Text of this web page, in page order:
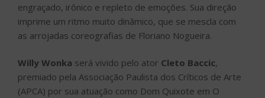
engraçado, irônico e repleto de emoções. Sua direção
imprime um ritmo muito dinâmico, que se mescla com
as arrojadas coreografias de Floriano Nogueira.
Willy Wonka será vivido pelo ator Cleto Baccic,
premiado pela Associação Paulista dos Críticos de Arte
(APCA) por sua atuação como Dom Quixote em O